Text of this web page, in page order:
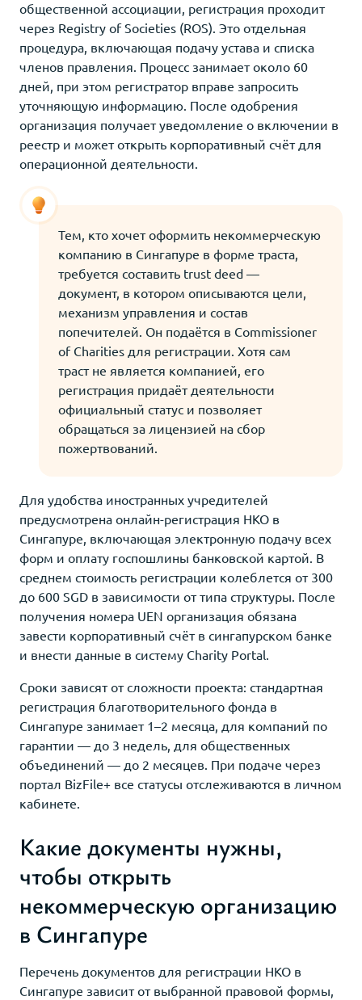
общественной ассоциации, регистрация проходит
через Registry of Societies (ROS). Это отдельная
процедура, включающая подачу устава и списка
членов правления. Процесс занимает около 60
дней, при этом регистратор вправе запросить
уточняющую информацию. После одобрения
организация получает уведомление о включении в
реестр и может открыть корпоративный счёт для
операционной деятельности.
Тем, кто хочет оформить некоммерческую
компанию в Сингапуре в форме траста,
требуется составить trust deed —
документ, в котором описываются цели,
механизм управления и состав
попечителей. Он подаётся в Commissioner
of Charities для регистрации. Хотя сам
траст не является компанией, его
регистрация придаёт деятельности
официальный статус и позволяет
обращаться за лицензией на сбор
пожертвований.
Для удобства иностранных учредителей
предусмотрена онлайн-регистрация НКО в
Сингапуре, включающая электронную подачу всех
форм и оплату госпошлины банковской картой. В
среднем стоимость регистрации колеблется от 300
до 600 SGD в зависимости от типа структуры. После
получения номера UEN организация обязана
завести корпоративный счёт в сингапурском банке
и внести данные в систему Charity Portal.
Сроки зависят от сложности проекта: стандартная
регистрация благотворительного фонда в
Сингапуре занимает 1–2 месяца, для компаний по
гарантии — до 3 недель, для общественных
объединений — до 2 месяцев. При подаче через
портал BizFile+ все статусы отслеживаются в личном
кабинете.
Какие документы нужны,
чтобы открыть
некоммерческую организацию
в Сингапуре
Перечень документов для регистрации НКО в
Сингапуре зависит от выбранной правовой формы,